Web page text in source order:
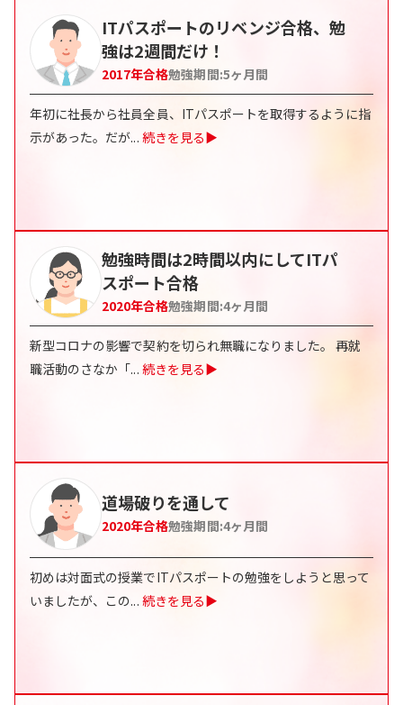
ITパスポートのリベンジ合格、勉
強は2週間だけ！
2017年合格勉強期間:5ヶ月間
年初に社長から社員全員、ITパスポートを取得するように指
示があった。だが... 続きを見る▶
勉強時間は2時間以内にしてITパ
スポート合格
2020年合格勉強期間:4ヶ月間
新型コロナの影響で契約を切られ無職になりました。 再就
職活動のさなか「... 続きを見る▶
道場破りを通して
2020年合格勉強期間:4ヶ月間
初めは対面式の授業でITパスポートの勉強をしようと思って
いましたが、この... 続きを見る▶